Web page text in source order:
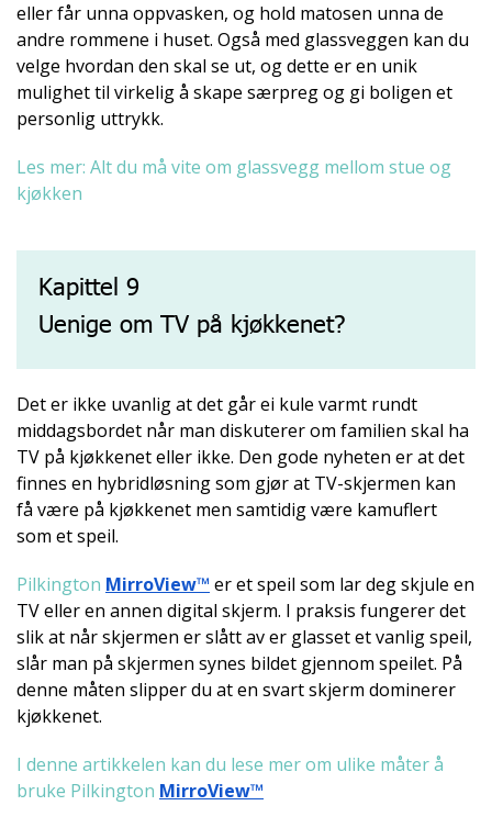
eller får unna oppvasken, og hold matosen unna de
andre rommene i huset. Også med glassveggen kan du
velge hvordan den skal se ut, og dette er en unik
mulighet til virkelig å skape særpreg og gi boligen et
personlig uttrykk.
Les mer: Alt du må vite om glassvegg mellom stue og
kjøkken
Kapittel 9
Uenige om TV på kjøkkenet?
Det er ikke uvanlig at det går ei kule varmt rundt
middagsbordet når man diskuterer om familien skal ha
TV på kjøkkenet eller ikke. Den gode nyheten er at det
finnes en hybridløsning som gjør at TV-skjermen kan
få være på kjøkkenet men samtidig være kamuflert
som et speil.
Pilkington MirroView™ er et speil som lar deg skjule en
TV eller en annen digital skjerm. I praksis fungerer det
slik at når skjermen er slått av er glasset et vanlig speil,
slår man på skjermen synes bildet gjennom speilet. På
denne måten slipper du at en svart skjerm dominerer
kjøkkenet.
I denne artikkelen kan du lese mer om ulike måter å
bruke Pilkington MirroView™